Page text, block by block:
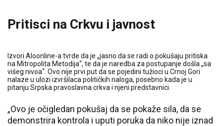
Pritisci na Crkvu i javnost
Izvori Aloonline-a tvrde da je „jasno da se radi o pokušaju pritiska
na Mitropolita Metodija“, te da je naredba za postupanje došla „sa
višeg nivoa“. Ovo nije prvi put da se pojedini tužioci u Crnoj Gori
nalaze u ulozi izvršilaca političkih naloga, posebno kada je u
pitanju Srpska pravoslavna crkva i njeni predstavnici.
„Ovo je očigledan pokušaj da se pokaže sila, da se
demonstrira kontrola i uputi poruka da niko nije iznad